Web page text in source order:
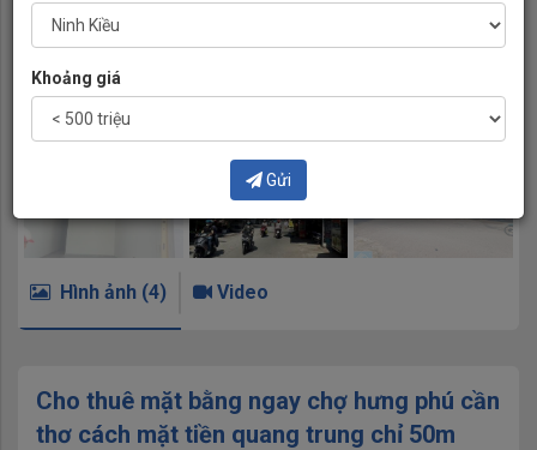
Hình ảnh (4) Video
Cho thuê mặt bằng ngay chợ hưng phú cần
thơ cách mặt tiền quang trung chỉ 50m
Khoảng giá
Gửi